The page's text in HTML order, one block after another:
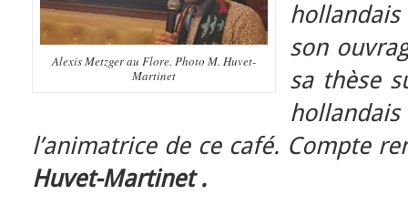
Alexis Metzger au Flore. Photo M. Huvet-
Martinet
son
sa thèse
l’animatrice de ce café. Compte
Huvet-Martinet .